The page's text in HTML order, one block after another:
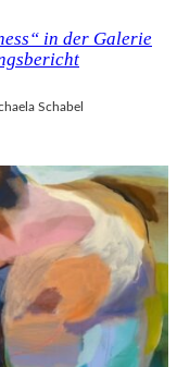
in der Galerie
Schabel